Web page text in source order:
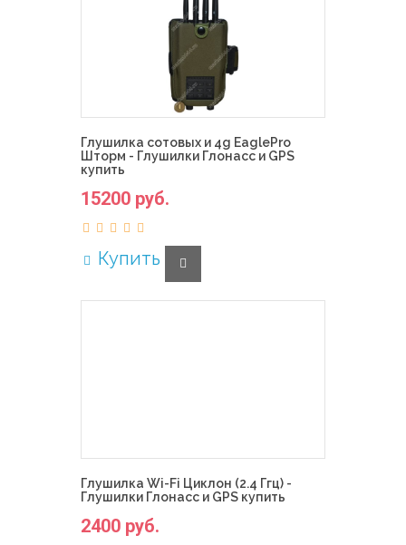
Глушилка сотовых и 4g EaglePro
Шторм - Глушилки Глонасс и GPS
купить
15200 руб.
Купить
Глушилка Wi-Fi Циклон (2.4 Ггц) -
Глушилки Глонасс и GPS купить
2400 руб.